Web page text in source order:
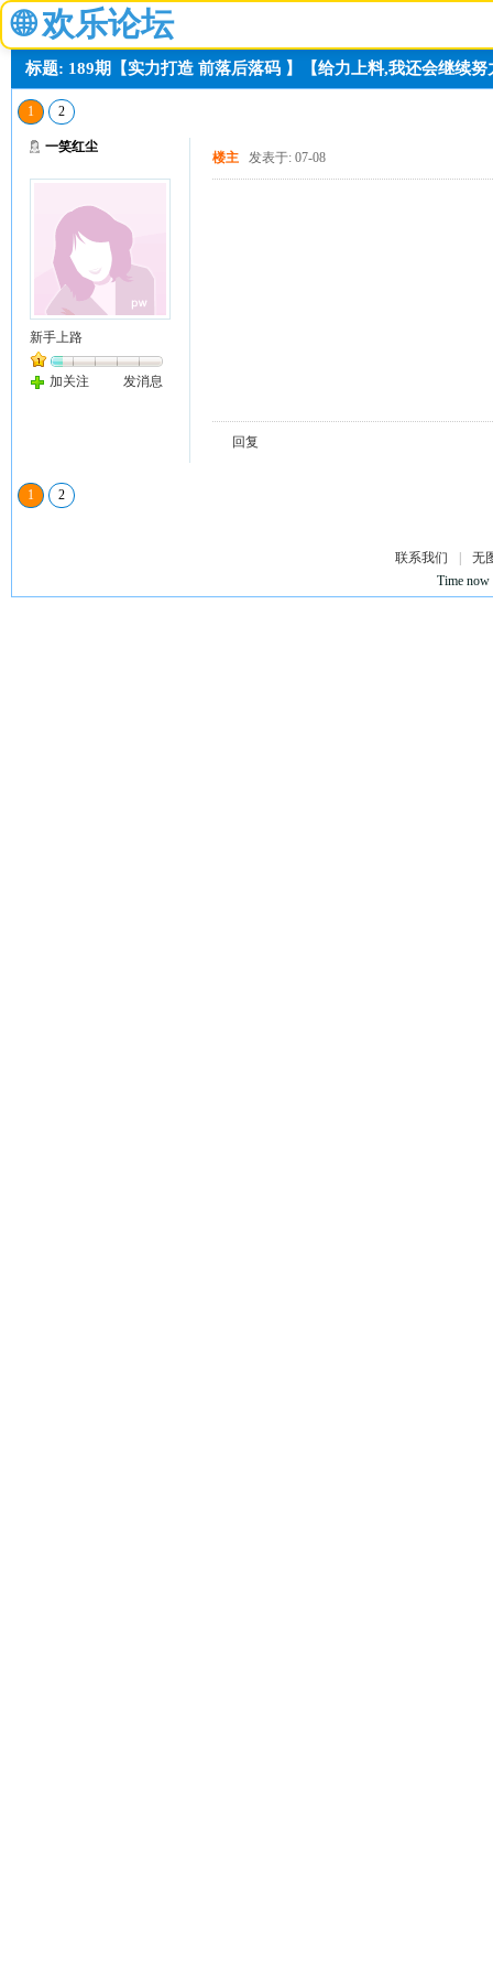
🌐 欢乐论坛
标题: 189期【实力打造 前落后落码 】【给力上料,我还会继续
1 2
一笑红尘
新手上路
加关注 发消息
楼主 发表于: 07-08
回复
1 2
联系我们
无
Time now